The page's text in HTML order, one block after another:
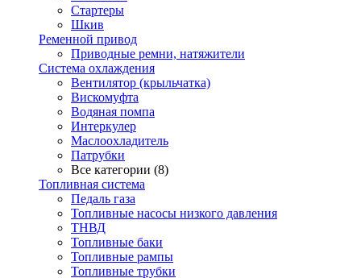
Стартеры
Шкив
Ременной привод
Приводные ремни, натяжители
Система охлаждения
Вентилятор (крыльчатка)
Вискомуфта
Водяная помпа
Интеркулер
Маслоохладитель
Патрубки
Все категории (8)
Топливная система
Педаль газа
Топливные насосы низкого давления
ТНВД
Топливные баки
Топливные рампы
Топливные трубки